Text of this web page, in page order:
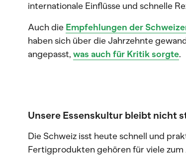
internationale Einflüsse und schnelle
Auch die Empfehlungen der
haben sich über die Jahrzehnte
angepasst, was auch für Kritik sorgte.
Unsere Essenskultur bleibt nicht
Die Schweiz isst heute schnell und
Fertigprodukten gehören für viele